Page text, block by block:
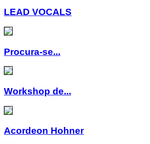
LEAD VOCALS
Procura-se...
Workshop de...
Acordeon Hohner